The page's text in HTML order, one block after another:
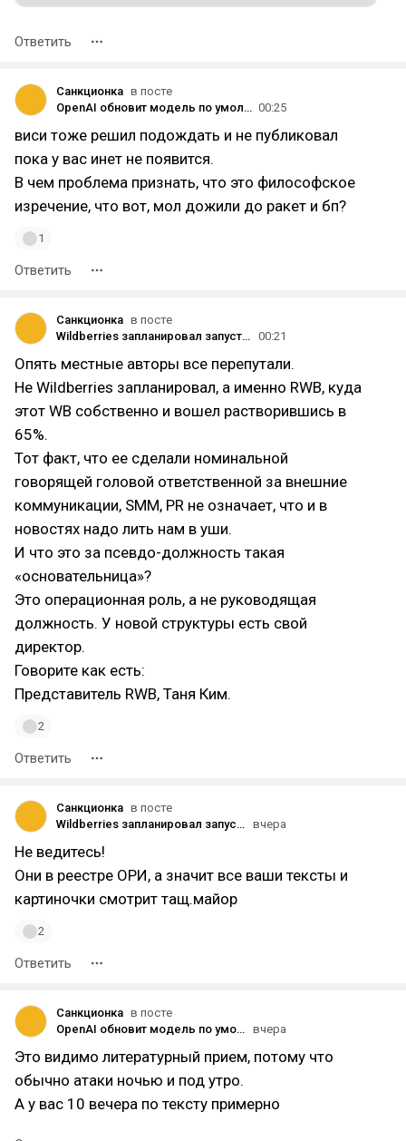
Ответить
Санкционка в посте
OpenAI обновит модель по умолчанию у пользователей ChatGPT без подписки до GPT‑5.6 Luna и добавит кнопку Think 00:25
виси тоже решил подождать и не публиковал
пока у вас инет не появится.
В чем проблема признать, что это философское
изречение, что вот, мол дожили до ракет и бп?
1
Ответить
Санкционка в посте
Wildberries запланировал запустить собственный «сервис для общения» 00:21
Опять местные авторы все перепутали.
Не Wildberries запланировал, а именно RWB, куда
этот WB собственно и вошел растворившись в
65%.
Тот факт, что ее сделали номинальной
говорящей головой ответственной за внешние
коммуникации, SMM, PR не означает, что и в
новостях надо лить нам в уши.
И что это за псевдо-должность такая
«основательница»?
Это операционная роль, а не руководящая
должность. У новой структуры есть свой
директор.
Говорите как есть:
Представитель RWB, Таня Ким.
2
Ответить
Санкционка в посте
Wildberries запланировал запустить собственный «сервис для общения» вчера
Не ведитесь!
Они в реестре ОРИ, а значит все ваши тексты и
картиночки смотрит тащ.майор
2
Ответить
Санкционка в посте
OpenAI обновит модель по умолчанию у пользователей ChatGPT без подписки до GPT‑5.6 Luna и добавит кнопку Think вчера
Это видимо литературный прием, потому что
обычно атаки ночью и под утро.
А у вас 10 вечера по тексту примерно